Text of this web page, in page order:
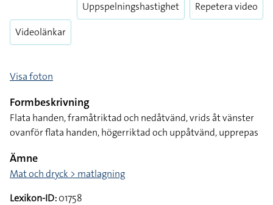
Videolänkar
Uppspelningshastighet Repetera video
Visa foton
Formbeskrivning
Flata handen, framåtriktad och nedåtvänd, vrids åt vänster
ovanför flata handen, högerriktad och uppåtvänd, upprepas
Ämne
Mat och dryck > matlagning
Lexikon-ID:01758